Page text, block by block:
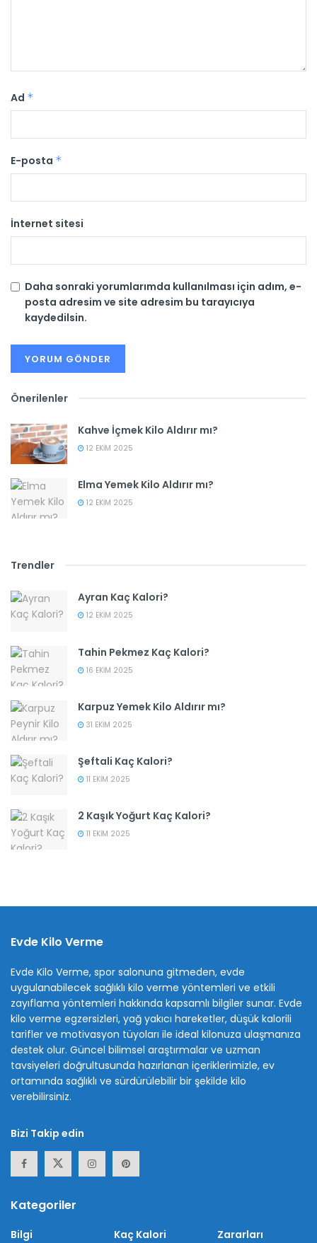
Ad *
E-posta *
İnternet sitesi
Daha sonraki yorumlarımda kullanılması için adım, e-
posta adresim ve site adresim bu tarayıcıya
kaydedilsin.
Önerilenler
Kahve İçmek Kilo Aldırır mı?
12 EKIM 2025
Elma Yemek Kilo Aldırır mı?
12 EKIM 2025
Trendler
Ayran Kaç Kalori?
12 EKIM 2025
Tahin Pekmez Kaç Kalori?
16 EKIM 2025
Karpuz Yemek Kilo Aldırır mı?
31 EKIM 2025
Şeftali Kaç Kalori?
11 EKIM 2025
2 Kaşık Yoğurt Kaç Kalori?
11 EKIM 2025
Evde Kilo Verme
Evde Kilo Verme, spor salonuna gitmeden, evde
uygulanabilecek sağlıklı kilo verme yöntemleri ve etkili
zayıflama yöntemleri hakkında kapsamlı bilgiler sunar. Evde
kilo verme egzersizleri, yağ yakıcı hareketler, düşük kalorili
tarifler ve motivasyon tüyoları ile ideal kilonuza ulaşmanıza
destek olur. Güncel bilimsel araştırmalar ve uzman
tavsiyeleri doğrultusunda hazırlanan içeriklerimizle, ev
ortamında sağlıklı ve sürdürülebilir bir şekilde kilo
verebilirsiniz.
Bizi Takip edin
Kategoriler
Bilgi Kaç Kalori Zararları